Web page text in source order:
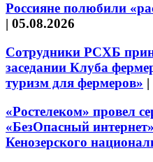
Россияне полюбили
| 05.08.2026
Сотрудники РСХБ
заседании Клуба
туризм для фермеров» |
«Ростелеком» провел
«БезОпасный
Кенозерского